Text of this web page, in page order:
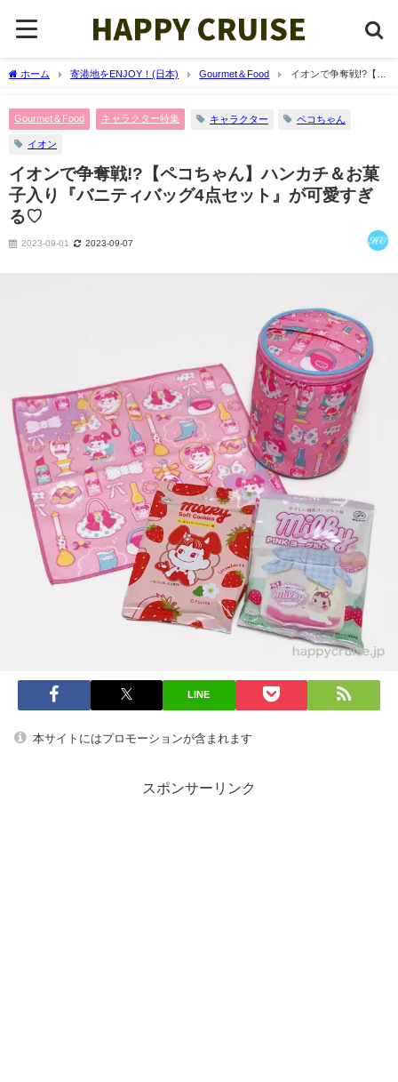
ホーム 寄港地をENJOY！(日本) Gourmet＆Food
イオンで争奪戦!?【ペ
Gourmet＆Food キャラクター特集 キャラクター ペコちゃん
イオン
イオンで争奪戦!?【ペコちゃん】ハンカチ＆お菓
子入り『バニティバッグ4点セット』が可愛すぎ
る♡
2023-09-01 2023-09-07
LINE
本サイトにはプロモーションが含まれます
スポンサーリンク